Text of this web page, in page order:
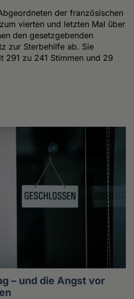
der französischen
vierten und letzten Mal über
den gesetzgebenden
zur Sterbehilfe ab. Sie
291 zu 241 Stimmen und 29
– und die Angst vor